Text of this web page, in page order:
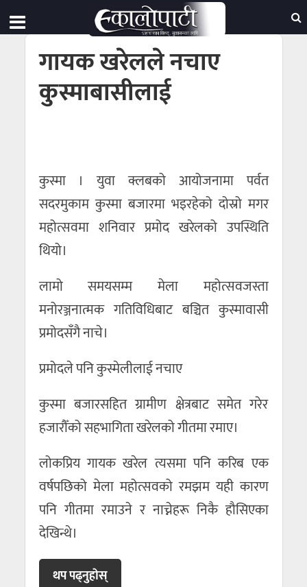
गायक खरेलले नचाए
कुस्माबासीलाई
कुस्मा । युवा क्लबको आयोजनामा पर्वत
सदरमुकाम कुस्मा बजारमा भइरहेको दोस्रो मगर
महोत्सवमा शनिवार प्रमोद खरेलको उपस्थिति
थियो।
लामो समयसम्म मेला महोत्सवजस्ता
मनोरञ्जनात्मक गतिविधिबाट बञ्चित कुस्मावासी
प्रमोदसँगै नाचे।
प्रमोदले पनि कुस्मेलीलाई नचाए
कुस्मा बजारसहित ग्रामीण क्षेत्रबाट समेत गरेर
हजारौँको सहभागिता खरेलको गीतमा रमाए।
लोकप्रिय गायक खरेल त्यसमा पनि करिब एक
वर्षपछिको मेला महोत्सवको रमझम यही कारण
पनि गीतमा रमाउने र नाच्नेहरू निकै हौसिएका
देखिन्थे।
थप पढ्नुहाेस्